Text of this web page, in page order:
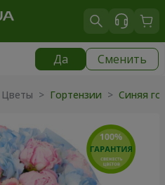
Да Сменить
> Гортензии > Синяя